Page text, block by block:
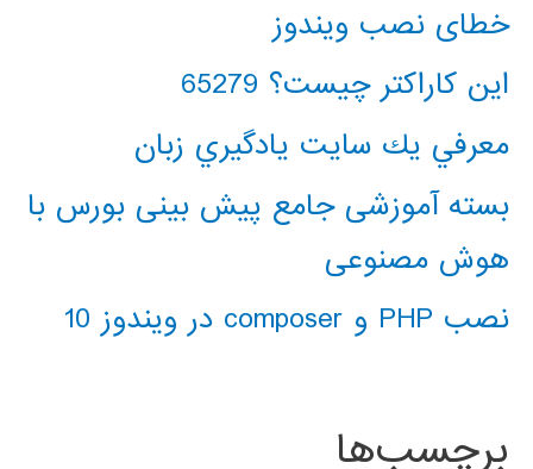
خطای نصب ویندوز
این کاراکتر چیست؟ 65279
معرفي يك سايت يادگيري زبان
بسته آموزشی جامع پیش بینی بورس با
هوش مصنوعی
نصب PHP و composer در ویندوز 10
برچسب‌ها